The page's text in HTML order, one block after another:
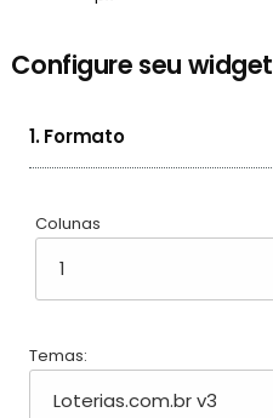
Configure seu widget
1. Formato
Colunas
Temas: